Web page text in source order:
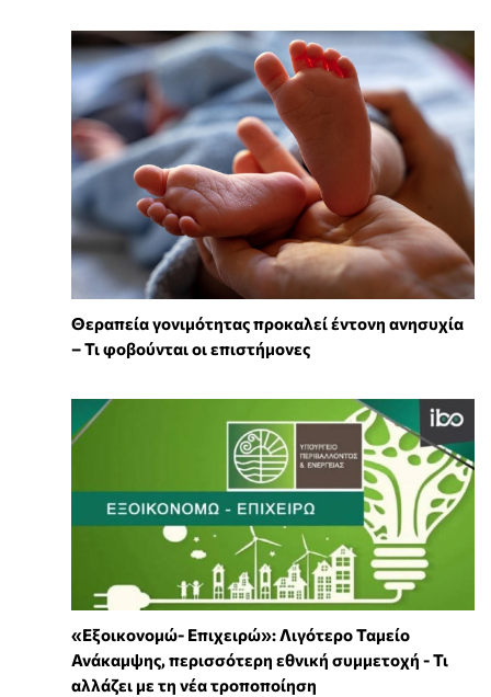
Θεραπεία γονιμότητας προκαλεί έντονη ανησυχία
– Τι φοβούνται οι επιστήμονες
«Εξοικονομώ- Επιχειρώ»: Λιγότερο Ταμείο
Ανάκαμψης, περισσότερη εθνική συμμετοχή - Τι
αλλάζει με τη νέα τροποποίηση